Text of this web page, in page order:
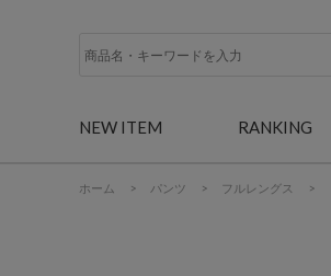
NEW ITEM RANKING
ホーム > パンツ > フルレングス >